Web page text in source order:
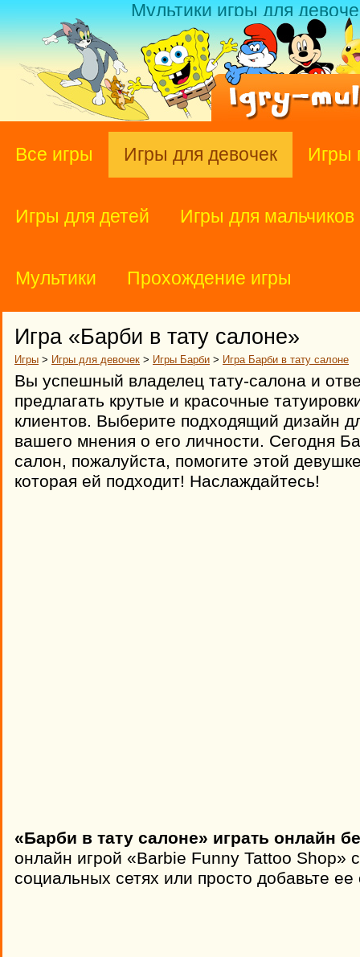
Мультики игры для
Все игры Игры для девочек Игры
Игры для детей Игры для мальчиков
Мультики Прохождение игры
Игра «Барби в тату салоне»
Игры > Игры для девочек > Игры Барби > Игра Барби в тату салоне
Вы успешный владелец тату-салона и
предлагать крутые и красочные
клиентов. Выберите подходящий дизайн
вашего мнения о его личности. Сегодня
салон, пожалуйста, помогите этой
которая ей подходит! Наслаждайтесь!
«Барби в тату салоне» играть онлайн
онлайн игрой «Barbie Funny Tattoo Shop»
социальных сетях или просто добавьте ее